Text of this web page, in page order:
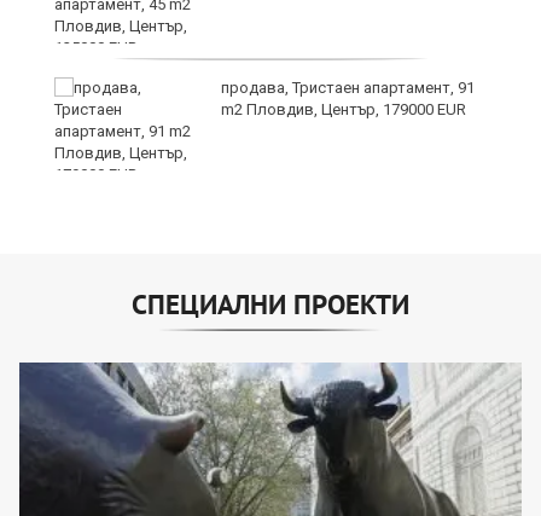
продава, Тристаен апартамент, 91
m2 Пловдив, Център, 179000 EUR
СПЕЦИАЛНИ ПРОЕКТИ